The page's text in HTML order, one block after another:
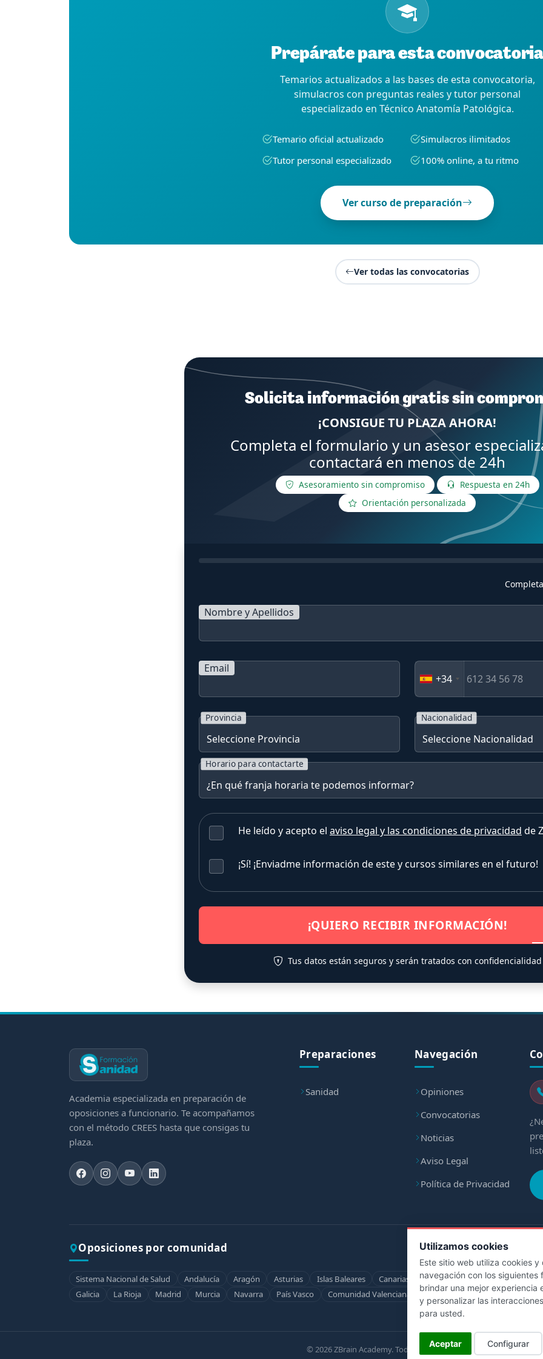
Utilizamos cookies
Este sitio web utiliza cookies
navegación con los siguientes
brindar una mejor experiencia
y personalizar las
para usted.
Aceptar Configurar
Prepárate para esta convocatoria
Temarios actualizados a las bases de esta convocatoria,
simulacros con preguntas reales y tutor personal
especializado en Técnico Anatomía Patológica.
Temario oficial actualizado
Simulacros ilimitados
Tutor personal especializado
100% online, a tu ritmo
Ver curso de preparación
Ver todas las convocatorias
Solicita información gratis sin
¡CONSIGUE TU PLAZA AHORA!
Completa el formulario y un asesor
contactará en menos de 24h
Asesoramiento sin compromiso
Respuesta en 24h
Orientación personalizada
Nombre y Apellidos
Email
+34
Provincia Nacionalidad
Horario para contactarte
He leído y acepto el aviso legal y las condiciones de privacidad de
¡Sí! ¡Enviadme información de este y cursos similares en el futuro!
¡QUIERO RECIBIR INFORMACIÓN!
Tus datos están seguros y serán tratados con confidencialidad
Academia especializada en preparación de
oposiciones a funcionario. Te acompañamos
con el método CREES hasta que consigas tu
plaza.
Preparaciones
Sanidad
Navegación
Opiniones
Convocatorias
Noticias
Aviso Legal
Política de Privacidad
Oposiciones por comunidad
Sistema Nacional de Salud Andalucía Aragón Asturias Islas Baleares Canarias Cantabria Castilla-La Mancha
Galicia
La Rioja Madrid Murcia Navarra País Vasco Comunidad Valenciana Ceuta Melilla Servicio
© 2026 ZBrain Academy. Todos los derechos reservados.